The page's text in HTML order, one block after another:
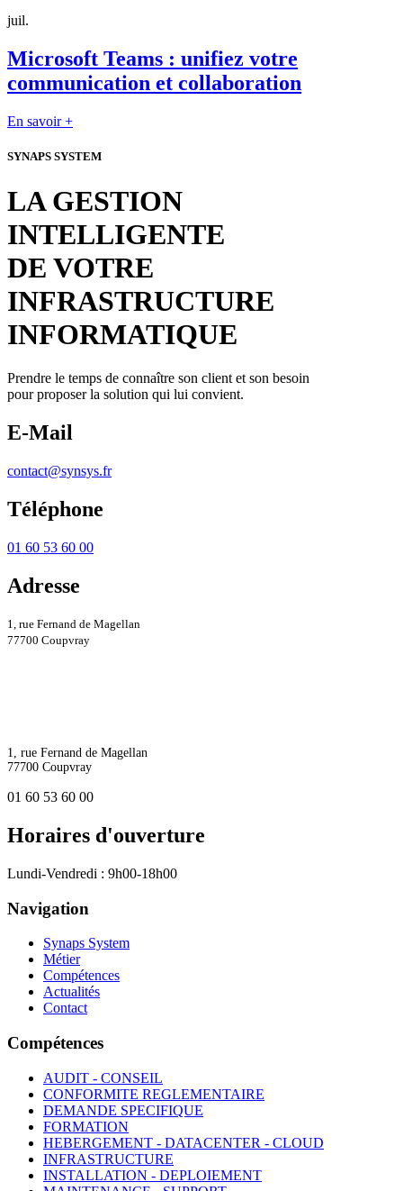
juil.
Microsoft Teams : unifiez votre
communication et collaboration
En savoir +
SYNAPS SYSTEM
LA GESTION
INTELLIGENTE
DE VOTRE
INFRASTRUCTURE
INFORMATIQUE
Prendre le temps de connaître son client et son besoin
pour proposer la solution qui lui convient.
E-Mail
contact@synsys.fr
Téléphone
01 60 53 60 00
Adresse
1, rue Fernand de Magellan
77700 Coupvray
1, rue Fernand de Magellan
77700 Coupvray
01 60 53 60 00
Horaires d'ouverture
Lundi-Vendredi : 9h00-18h00
Navigation
Synaps System
Métier
Compétences
Actualités
Contact
Compétences
AUDIT - CONSEIL
CONFORMITE REGLEMENTAIRE
DEMANDE SPECIFIQUE
FORMATION
HEBERGEMENT - DATACENTER - CLOUD
INFRASTRUCTURE
INSTALLATION - DEPLOIEMENT